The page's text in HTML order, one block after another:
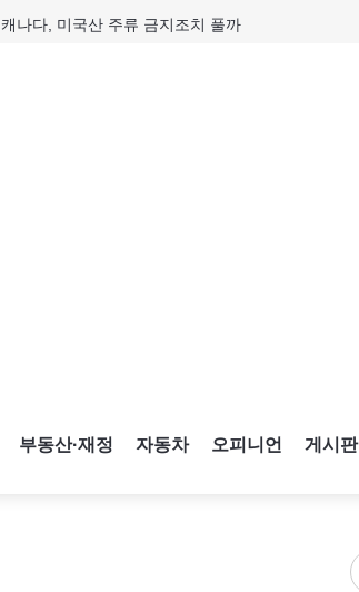
캐나다, 미국산 주류 금지조치 풀까
부동산·재정 자동차 오피니언 게시판